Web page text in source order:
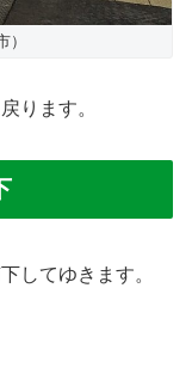
ります。
してゆきます。